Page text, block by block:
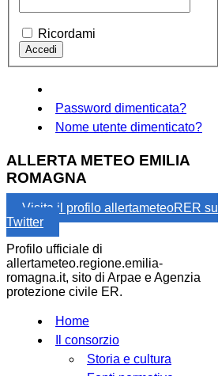
Ricordami
Password dimenticata?
Nome utente dimenticato?
ALLERTA METEO EMILIA
ROMAGNA
Visita il profilo allertameteoRER su
Twitter
Profilo ufficiale di
allertameteo.regione.emilia-
romagna.it, sito di Arpae e Agenzia
protezione civile ER.
Home
Il consorzio
Storia e cultura